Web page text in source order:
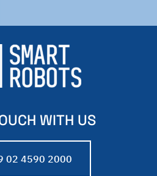
WITH US
02 4590 2000